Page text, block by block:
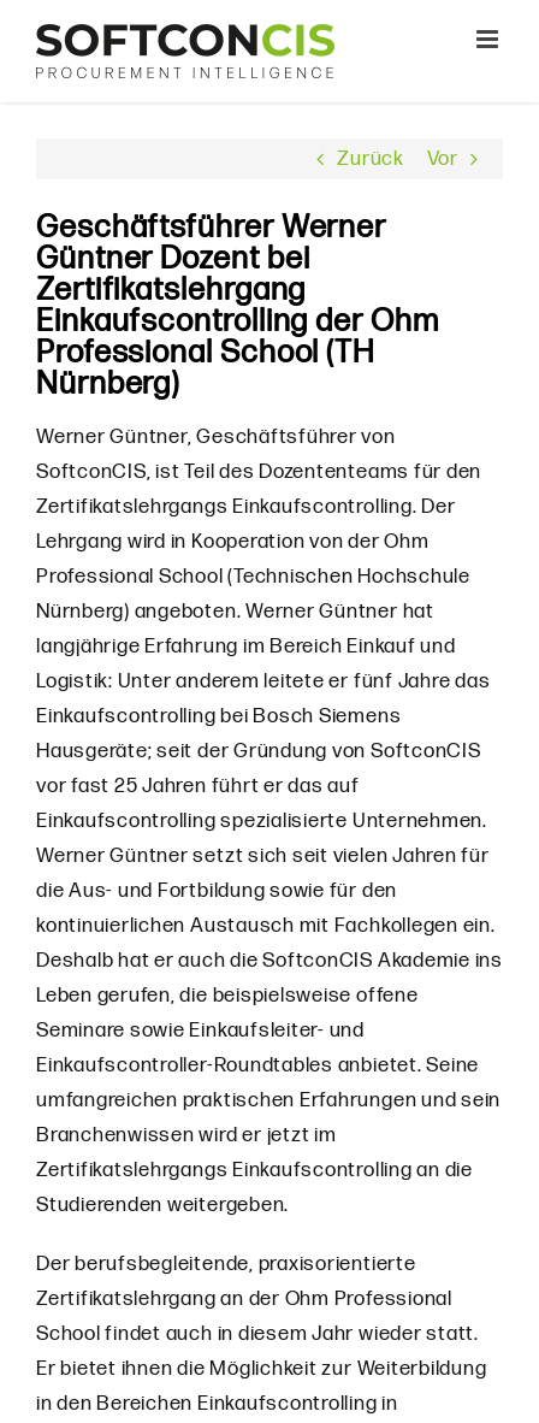
Inhalt
springen
Zurück Vor
Geschäftsführer Werner
Güntner Dozent bei
Zertifikatslehrgang
Einkaufscontrolling der Ohm
Professional School (TH
Nürnberg)
Werner Güntner, Geschäftsführer von
SoftconCIS, ist Teil des Dozententeams für den
Zertifikatslehrgangs Einkaufscontrolling. Der
Lehrgang wird in Kooperation von der Ohm
Professional School (Technischen Hochschule
Nürnberg) angeboten. Werner Güntner hat
langjährige Erfahrung im Bereich Einkauf und
Logistik: Unter anderem leitete er fünf Jahre das
Einkaufscontrolling bei Bosch Siemens
Hausgeräte; seit der Gründung von SoftconCIS
vor fast 25 Jahren führt er das auf
Einkaufscontrolling spezialisierte Unternehmen.
Werner Güntner setzt sich seit vielen Jahren für
die Aus- und Fortbildung sowie für den
kontinuierlichen Austausch mit Fachkollegen ein.
Deshalb hat er auch die SoftconCIS Akademie ins
Leben gerufen, die beispielsweise offene
Seminare sowie Einkaufsleiter- und
Einkaufscontroller-Roundtables anbietet. Seine
umfangreichen praktischen Erfahrungen und sein
Branchenwissen wird er jetzt im
Zertifikatslehrgangs Einkaufscontrolling an die
Studierenden weitergeben.
Der berufsbegleitende, praxisorientierte
Zertifikatslehrgang an der Ohm Professional
School findet auch in diesem Jahr wieder statt.
Er bietet ihnen die Möglichkeit zur Weiterbildung
in den Bereichen Einkaufscontrolling in